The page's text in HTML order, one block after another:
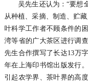
吴先生还认为：“要想全
从种植、采摘、制造、贮
叶科学工作者不顾条件的
湾等省的广大茶区进行调
先生合作撰写了长达13万
年在上海印书馆出版发行
引起农学界、茶叶界的高